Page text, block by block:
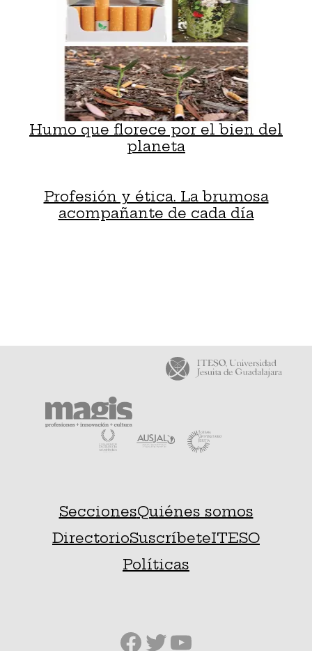
Humo que florece por el bien del
planeta
Profesión y ética. La brumosa
acompañante de cada día
SeccionesQuiénes somos
DirectorioSuscríbeteITESO
Políticas
Facebook
Twitter
YouTube